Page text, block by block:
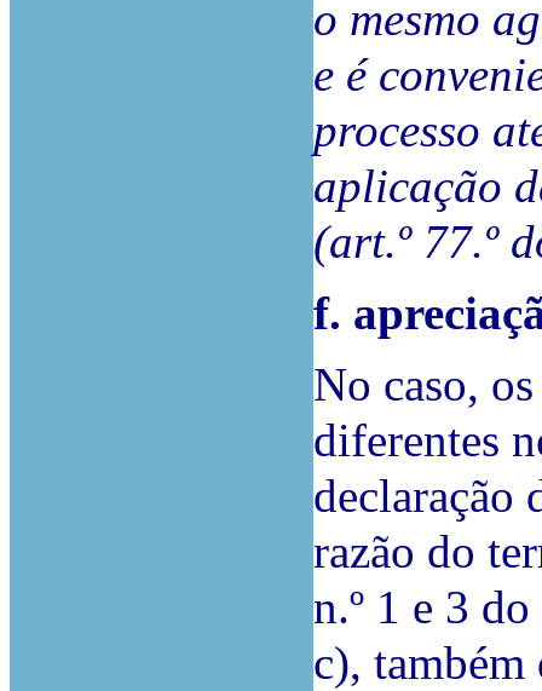
o mesmo
e é
processo
aplicação
(art.º 77.º
f.
No caso,
diferentes
declaração
razão do
n.º 1 e 3
c), também